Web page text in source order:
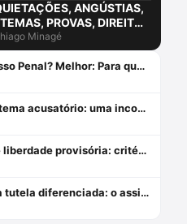
ANGÚSTIAS,
PROVAS, DIREITO
ERRO DA COMPREENSÃO
ESTUDANDO
O DIREITO.
Minagé
Qual a finalidade do Processo Penal? Melhor: Para que serve o Processo Penal?
O artigo 385 do cpp e o sistema acusatório: uma incompatiblidade com a constituição federal
Revogação, relaxamento e liberdade provisória: critérios de diferenciação das medidas que afastam a prisão cautelar
Da indiferença insensível à tutela diferenciada: o assistido defensorial e o cumprimento de sentença – esperanças da cidadania no ncpc